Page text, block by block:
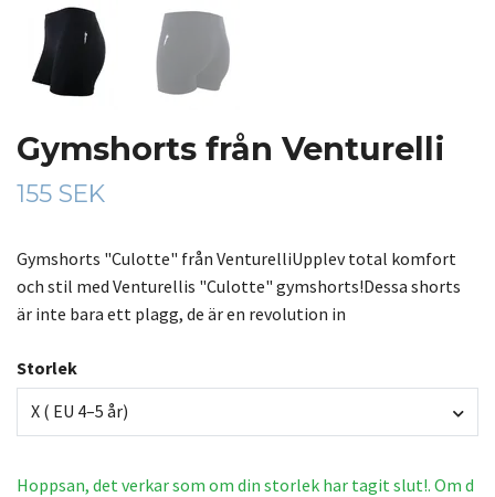
Gymshorts från Venturelli
155 SEK
Gymshorts "Culotte" från VenturelliUpplev total komfort
och stil med Venturellis "Culotte" gymshorts!Dessa shorts
är inte bara ett plagg, de är en revolution in
Storlek
X ( EU 4–5 år)
Hoppsan, det verkar som om din storlek har tagit slut!. Om d